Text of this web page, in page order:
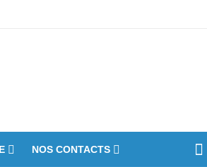
du parc
NOS CONTACTS